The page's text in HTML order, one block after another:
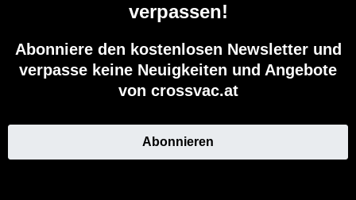
verpassen!
Abonniere den kostenlosen Newsletter und
verpasse keine Neuigkeiten und Angebote
von crossvac.at
Abonnieren